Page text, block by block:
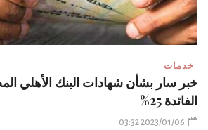
خدمات
خبر سار بشأن شهادات البنك الأهلي
الفائدة 25%
2023/01/06 03:32